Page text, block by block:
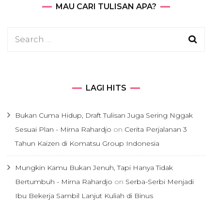
MAU CARI TULISAN APA?
Search
LAGI HITS
Bukan Cuma Hidup, Draft Tulisan Juga Sering Nggak
Sesuai Plan - Mirna Rahardjo on Cerita Perjalanan 3
Tahun Kaizen di Komatsu Group Indonesia
Mungkin Kamu Bukan Jenuh, Tapi Hanya Tidak
Bertumbuh - Mirna Rahardjo on Serba-Serbi Menjadi
Ibu Bekerja Sambil Lanjut Kuliah di Binus